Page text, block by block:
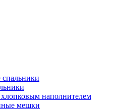
спальники
наполнителем
мешки